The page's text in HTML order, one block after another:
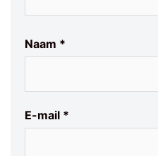
Naam *
E-mail *